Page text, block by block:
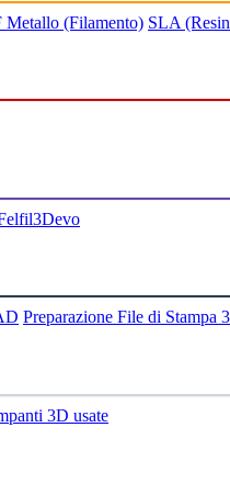
Metallo (Filamento) SLA
3Devo
Preparazione File di Stampa
3D usate